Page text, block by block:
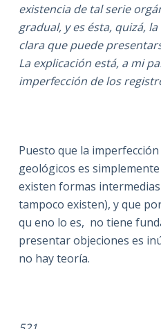
existencia de tal serie
gradual, y es ésta, quizá,
clara que puede
La explicación está, a mi
imperfección de los
Puesto que la
geológicos es
existen formas
tampoco existen), y que
qu eno lo es, no tiene
presentar objeciones es
no hay teoría.